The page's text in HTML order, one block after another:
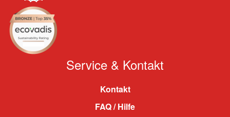
Service & Kontakt
Kontakt
FAQ / Hilfe